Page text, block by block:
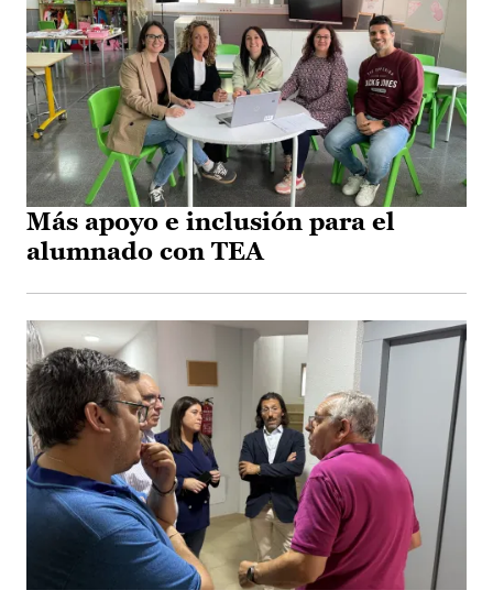
Más apoyo e inclusión para el
alumnado con TEA